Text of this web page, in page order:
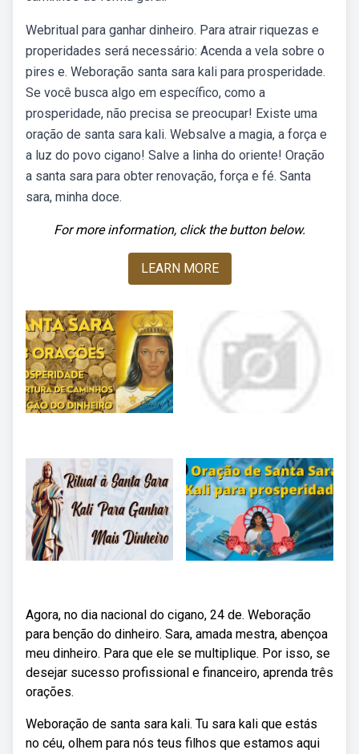
Webritual para ganhar dinheiro. Para atrair riquezas e
properidades será necessário: Acenda a vela sobre o
pires e. Weboração santa sara kali para prosperidade.
Se você busca algo em específico, como a
prosperidade, não precisa se preocupar! Existe uma
oração de santa sara kali. Websalve a magia, a força e
a luz do povo cigano! Salve a linha do oriente! Oração
a santa sara para obter renovação, força e fé. Santa
sara, minha doce.
For more information, click the button below.
LEARN MORE
Agora, no dia nacional do cigano, 24 de. Weboração
para benção do dinheiro. Sara, amada mestra, abençoa
meu dinheiro. Para que ele se multiplique. Por isso, se
desejar sucesso profissional e financeiro, aprenda três
orações.
Weboração de santa sara kali. Tu sara kali que estás
no céu, olhem para nós teus filhos que estamos aqui